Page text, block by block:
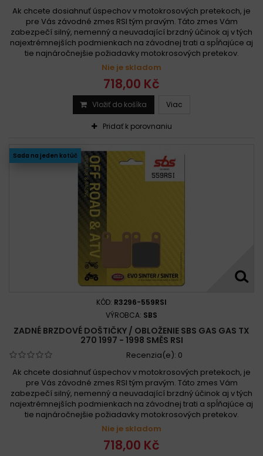
Ak chcete dosiahnuť úspechov v motokrosových pretekoch, je
pre Vás závodné zmes RSI tým pravým. Táto zmes Vám
zabezpečí silný, nemenný a neuvadající brzdný účinok aj v tých
najextrémnejších podmienkach na závodnej trati a spĺňajúce aj
tie najnáročnejšie požiadavky motokrosových pretekov.
Nie je skladom
718,00 Kč
Vložiť do košíka Viac
Pridať k porovnaniu
Sada na jeden kotúč
KÓD: R3296-559RSI
VÝROBCA: SBS
ZADNÉ BRZDOVÉ DOŠTIČKY / OBLOŽENIE SBS GAS GAS TX
270 1997 - 1998 SMĚS RSI
Recenzia(e): 0
Ak chcete dosiahnuť úspechov v motokrosových pretekoch, je
pre Vás závodné zmes RSI tým pravým. Táto zmes Vám
zabezpečí silný, nemenný a neuvadající brzdný účinok aj v tých
najextrémnejších podmienkach na závodnej trati a spĺňajúce aj
tie najnáročnejšie požiadavky motokrosových pretekov.
Nie je skladom
718,00 Kč